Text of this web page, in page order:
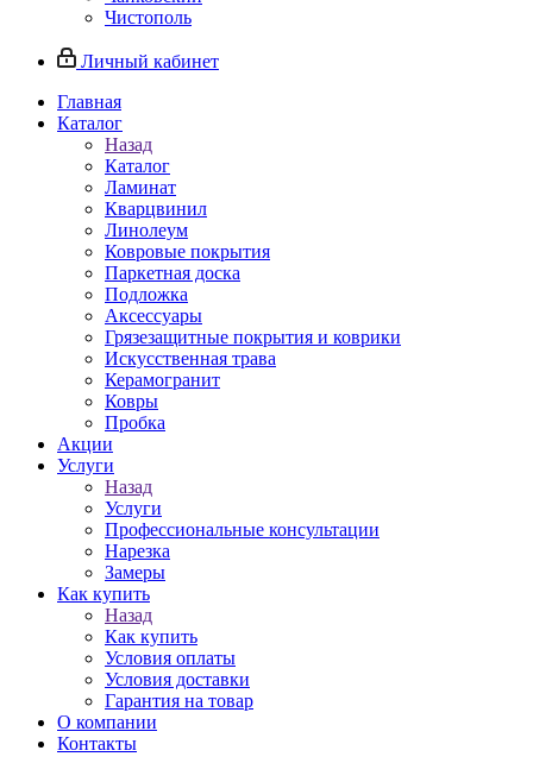
Чистополь
Личный кабинет
Главная
Каталог
Назад
Каталог
Ламинат
Кварцвинил
Линолеум
Ковровые покрытия
Паркетная доска
Подложка
Аксессуары
Грязезащитные покрытия и коврики
Искусственная трава
Керамогранит
Ковры
Пробка
Акции
Услуги
Назад
Услуги
Профессиональные консультации
Нарезка
Замеры
Как купить
Назад
Как купить
Условия оплаты
Условия доставки
Гарантия на товар
О компании
Контакты